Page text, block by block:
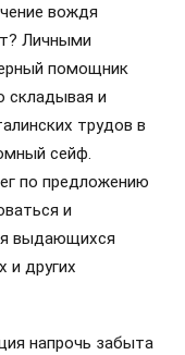
вождя
Личными
помощник
складывая и
трудов в
сейф.
по предложению
и
выдающихся
и других
напрочь забыта